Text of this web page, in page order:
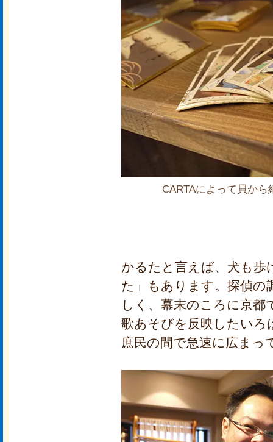
CARTAによって貝か
かるたと言えば、犬も
た」もあります。探偵の
しく、幕末のころに京
歌あそびを反映したいろ
庶民の間で急速に広まっ